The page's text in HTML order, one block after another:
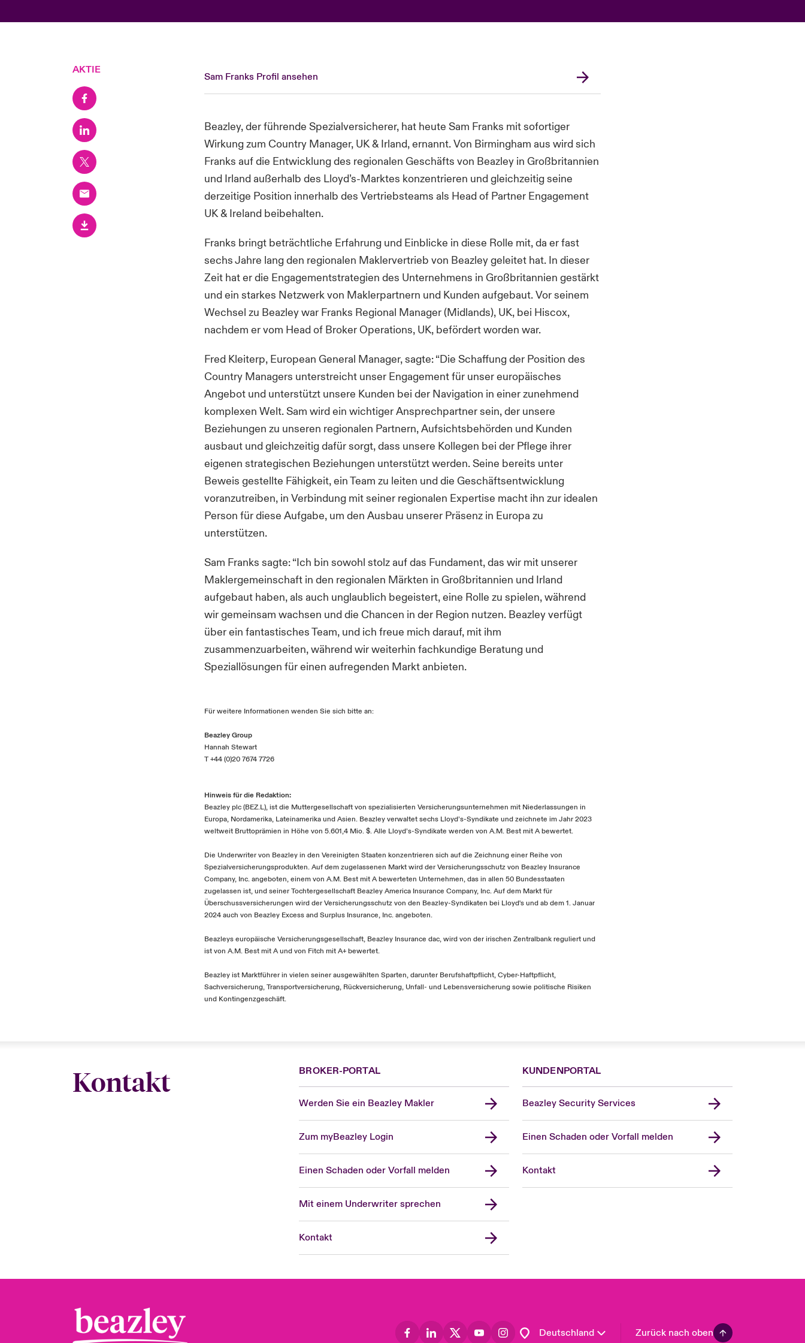
AKTIE
Sam Franks Profil ansehen
Beazley, der führende Spezialversicherer, hat heute Sam Franks mit sofortiger
Wirkung zum Country Manager, UK & Irland, ernannt. Von Birmingham aus wird sich
Franks auf die Entwicklung des regionalen Geschäfts von Beazley in Großbritannien
und Irland außerhalb des Lloyd’s-Marktes konzentrieren und gleichzeitig seine
derzeitige Position innerhalb des Vertriebsteams als Head of Partner Engagement
UK & Ireland beibehalten.
Franks bringt beträchtliche Erfahrung und Einblicke in diese Rolle mit, da er fast
sechs Jahre lang den regionalen Maklervertrieb von Beazley geleitet hat. In dieser
Zeit hat er die Engagementstrategien des Unternehmens in Großbritannien gestärkt
und ein starkes Netzwerk von Maklerpartnern und Kunden aufgebaut. Vor seinem
Wechsel zu Beazley war Franks Regional Manager (Midlands), UK, bei Hiscox,
nachdem er vom Head of Broker Operations, UK, befördert worden war.
Fred Kleiterp, European General Manager, sagte: “Die Schaffung der Position des
Country Managers unterstreicht unser Engagement für unser europäisches
Angebot und unterstützt unsere Kunden bei der Navigation in einer zunehmend
komplexen Welt. Sam wird ein wichtiger Ansprechpartner sein, der unsere
Beziehungen zu unseren regionalen Partnern, Aufsichtsbehörden und Kunden
ausbaut und gleichzeitig dafür sorgt, dass unsere Kollegen bei der Pflege ihrer
eigenen strategischen Beziehungen unterstützt werden. Seine bereits unter
Beweis gestellte Fähigkeit, ein Team zu leiten und die Geschäftsentwicklung
voranzutreiben, in Verbindung mit seiner regionalen Expertise macht ihn zur idealen
Person für diese Aufgabe, um den Ausbau unserer Präsenz in Europa zu
unterstützen.
Sam Franks sagte: “Ich bin sowohl stolz auf das Fundament, das wir mit unserer
Maklergemeinschaft in den regionalen Märkten in Großbritannien und Irland
aufgebaut haben, als auch unglaublich begeistert, eine Rolle zu spielen, während
wir gemeinsam wachsen und die Chancen in der Region nutzen. Beazley verfügt
über ein fantastisches Team, und ich freue mich darauf, mit ihm
zusammenzuarbeiten, während wir weiterhin fachkundige Beratung und
Speziallösungen für einen aufregenden Markt anbieten.
Für weitere Informationen wenden Sie sich bitte an:
Beazley Group
Hannah Stewart
T +44 (0)20 7674 7726
Hinweis für die Redaktion:
Beazley plc (BEZ.L), ist die Muttergesellschaft von spezialisierten Versicherungsunternehmen mit Niederlassungen in
Europa, Nordamerika, Lateinamerika und Asien. Beazley verwaltet sechs Lloyd’s-Syndikate und zeichnete im Jahr 2023
weltweit Bruttoprämien in Höhe von 5.601,4 Mio. $. Alle Lloyd’s-Syndikate werden von A.M. Best mit A bewertet.
Die Underwriter von Beazley in den Vereinigten Staaten konzentrieren sich auf die Zeichnung einer Reihe von
Spezialversicherungsprodukten. Auf dem zugelassenen Markt wird der Versicherungsschutz von Beazley Insurance
Company, Inc. angeboten, einem von A.M. Best mit A bewerteten Unternehmen, das in allen 50 Bundesstaaten
zugelassen ist, und seiner Tochtergesellschaft Beazley America Insurance Company, Inc. Auf dem Markt für
Überschussversicherungen wird der Versicherungsschutz von den Beazley-Syndikaten bei Lloyd's und ab dem 1. Januar
2024 auch von Beazley Excess and Surplus Insurance, Inc. angeboten.
Beazleys europäische Versicherungsgesellschaft, Beazley Insurance dac, wird von der irischen Zentralbank reguliert und
ist von A.M. Best mit A und von Fitch mit A+ bewertet.
Beazley ist Marktführer in vielen seiner ausgewählten Sparten, darunter Berufshaftpflicht, Cyber-Haftpflicht,
Sachversicherung, Transportversicherung, Rückversicherung, Unfall- und Lebensversicherung sowie politische Risiken
und Kontingenzgeschäft.
Kontakt BROKER-PORTAL
Werden Sie ein Beazley Makler
Zum myBeazley Login
Einen Schaden oder Vorfall melden
Mit einem Underwriter sprechen
Kontakt
KUNDENPORTAL
Beazley Security Services
Einen Schaden oder Vorfall melden
Kontakt
Deutschland
United Kingdom
Zurück nach oben